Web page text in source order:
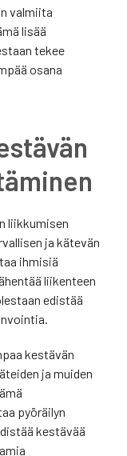
valmiita
lisää
tekee
osana
liikkumisen
ja kätevän
ihmisiä
liikenteen
edistää
kestävän
ja muiden
pyöräilyn
kestävää